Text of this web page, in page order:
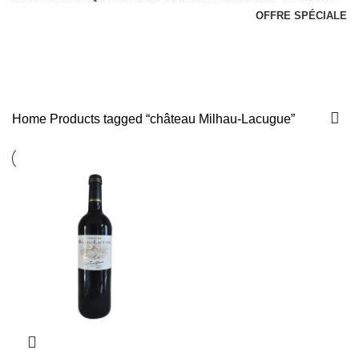
OFFRE SPÉCIALE
Home Products tagged “château Milhau-Lacugue”